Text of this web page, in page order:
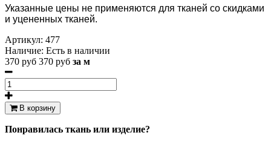
Указанные цены не применяются для тканей со скидками
и уцененных тканей.
Артикул: 477
Наличие: Есть в наличии
370 руб 370 руб за м
В корзину
Понравилась ткань или изделие?